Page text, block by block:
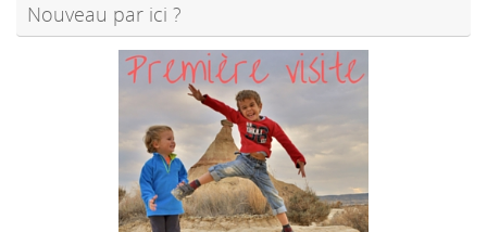
Nouveau par ici ?